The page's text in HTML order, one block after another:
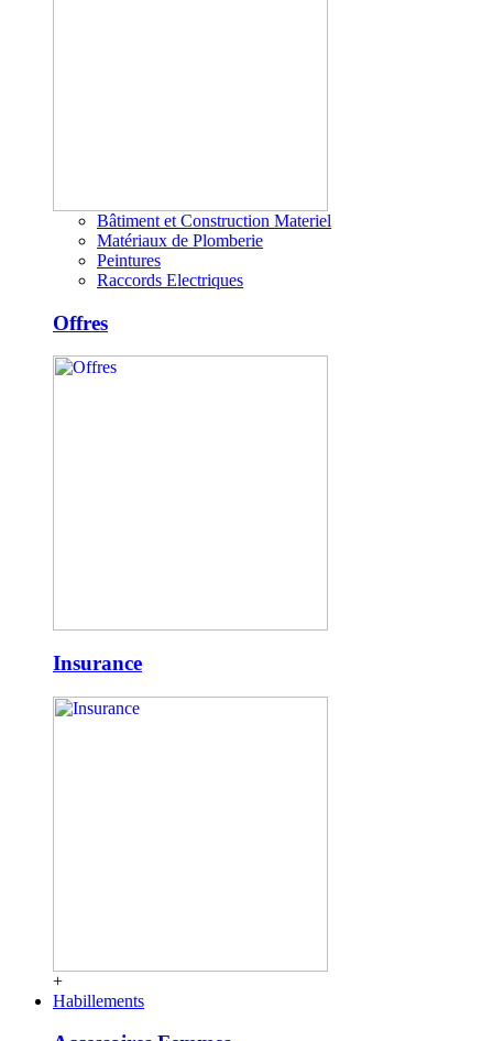
Bâtiment et Construction Materiel
Matériaux de Plomberie
Peintures
Raccords Electriques
Offres
Insurance
+
Habillements